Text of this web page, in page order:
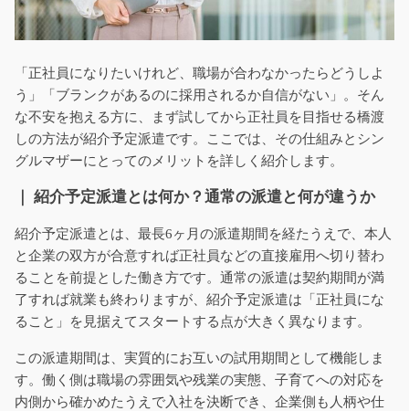
「正社員になりたいけれど、職場が合わなかったらどうしよ
う」「ブランクがあるのに採用されるか自信がない」。そん
な不安を抱える方に、まず試してから正社員を目指せる橋渡
しの方法が紹介予定派遣です。ここでは、その仕組みとシン
グルマザーにとってのメリットを詳しく紹介します。
｜ 紹介予定派遣とは何か？通常の派遣と何が違うか
紹介予定派遣とは、最長6ヶ月の派遣期間を経たうえで、本人
と企業の双方が合意すれば正社員などの直接雇用へ切り替わ
ることを前提とした働き方です。通常の派遣は契約期間が満
了すれば就業も終わりますが、紹介予定派遣は「正社員にな
ること」を見据えてスタートする点が大きく異なります。
この派遣期間は、実質的にお互いの試用期間として機能しま
す。働く側は職場の雰囲気や残業の実態、子育てへの対応を
内側から確かめたうえで入社を決断でき、企業側も人柄や仕